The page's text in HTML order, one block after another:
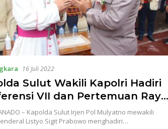
16 Juli 2022
Sulut Wakili Kapolri Hadiri
VII dan Pertemuan Raya
Bapak Katolik di Kawangkoan
– Kapolda Sulut Irjen Pol Mulyatno mewakili
Listyo Sigit Prabowo menghadiri…